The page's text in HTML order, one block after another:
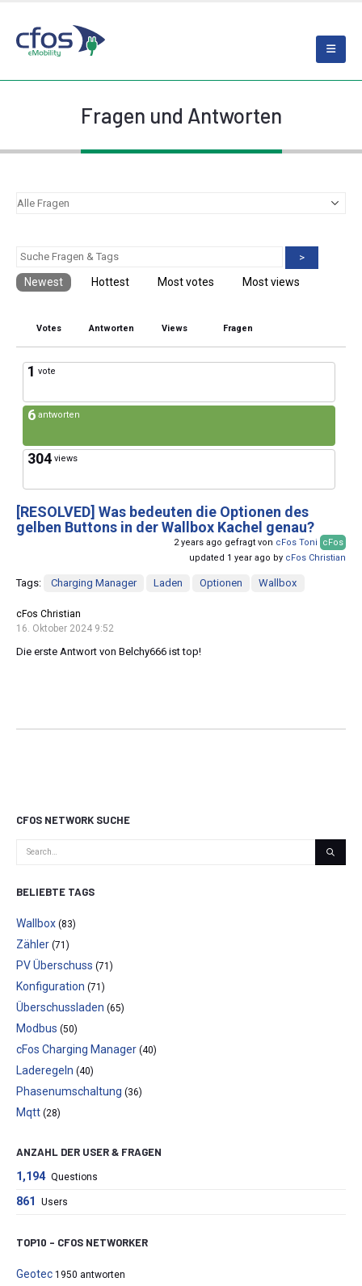
Fragen und Antworten
>
Newest Hottest Most votes Most views
Votes Antworten Views Fragen
1 vote
6 antworten
304 views
[RESOLVED] Was bedeuten die Optionen des
gelben Buttons in der Wallbox Kachel genau?
2 years ago gefragt von cFos Toni
cFos
updated 1 year ago by cFos Christian
Tags: Charging Manager Laden Optionen Wallbox
cFos Christian
16. Oktober 2024 9:52
Die erste Antwort von Belchy666 ist top!
CFOS NETWORK SUCHE
BELIEBTE TAGS
Wallbox (83)
Zähler (71)
PV Überschuss (71)
Konfiguration (71)
Überschussladen (65)
Modbus (50)
cFos Charging Manager (40)
Laderegeln (40)
Phasenumschaltung (36)
Mqtt (28)
ANZAHL DER USER & FRAGEN
1,194 Questions
861 Users
TOP10 – CFOS NETWORKER
Geotec 1950 antworten